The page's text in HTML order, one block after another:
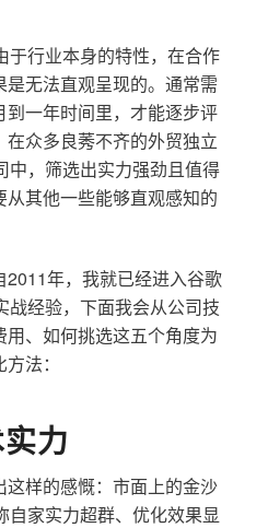
于行业本身的特性，在合作
无法直观呈现的。通常需
一年时间里，才能逐步评
众多良莠不齐的外贸独立
中，筛选出实力强劲且值得
其他一些能够直观感知的
年，我就已经进入谷歌
战经验，下面我会从公司技
、如何挑选这五个角度为
法：
力
样的感慨：市面上的金沙
自家实力超群、优化效果显